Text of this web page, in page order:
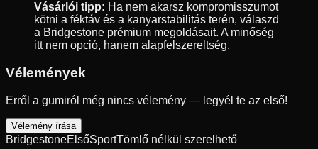
Vásárlói tipp: Ha nem akarsz kompromisszumot
kötni a féktáv és a kanyarstabilitás terén, válaszd
a Bridgestone prémium megoldásait. A minőség
itt nem opció, hanem alapfelszereltség.
Vélemények
Erről a gumiról még nincs vélemény — legyél te az első!
Vélemény írása
BridgestoneElsőSportTömlő nélkül szerelhető